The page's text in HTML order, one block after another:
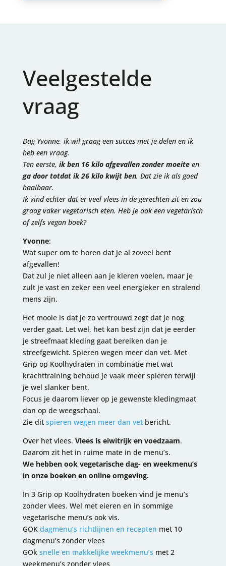
Veelgestelde
vraag
Dag Yvonne, ik wil graag een succes met je delen en ik
heb een vraag.
Ten eerste, ik ben 16 kilo afgevallen zonder moeiteen
ga door totdat ik 26 kilo kwijt ben. Dat zie ik als goed
haalbaar.
Ik vind echter dat er veel vlees in de gerechten zit en zou
graag vaker vegetarisch eten. Heb je ook een vegetarisch
of zelfs vegan boek?
Yvonne:
Wat super om te horen dat je al zoveel bent
afgevallen!
Dat zul je niet alleen aan je kleren voelen, maar je
zult je vast en zeker een veel energieker en stralend
mens zijn.
Het mooie is dat je zo vertrouwd zegt dat je nog
verder gaat. Let wel, het kan best zijn dat je eerder
je streefmaat kleding gaat bereiken dan je
streefgewicht. Spieren wegen meer dan vet. Met
Grip op Koolhydraten in combinatie met wat
krachttraining behoud je vaak meer spieren terwijl
je wel slanker bent.
Focus je daarom liever op je gewenste kledingmaat
dan op de weegschaal.
Zie dit spieren wegen meer dan vetbericht.
Over het vlees. Vlees is eiwitrijk en voedzaam.
Daarom zit het in ruime mate in de menu’s.
We hebben ook vegetarische dag- en weekmenu’s
in onze boeken en online omgeving.
In 3 Grip op Koolhydraten boeken vind je menu’s
zonder vlees. Wel met eieren en in sommige
vegetarische menu’s ook vis.
GOK dagmenu’s richtlijnen en recepten met 10
dagmenu’s zonder vlees
GOk snelle en makkelijke weekmenu’s met 2
weekmenu’s zonder vlees